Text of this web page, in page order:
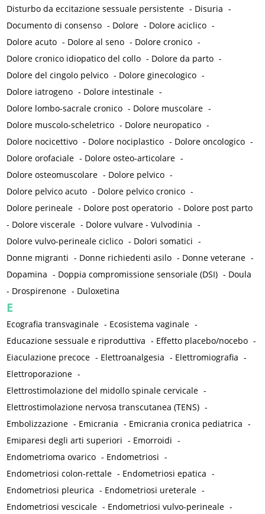
Disturbo da eccitazione sessuale persistente - Disuria -
Documento di consenso - Dolore - Dolore aciclico -
Dolore acuto - Dolore al seno - Dolore cronico -
Dolore cronico idiopatico del collo - Dolore da parto -
Dolore del cingolo pelvico - Dolore ginecologico -
Dolore iatrogeno - Dolore intestinale -
Dolore lombo-sacrale cronico - Dolore muscolare -
Dolore muscolo-scheletrico - Dolore neuropatico -
Dolore nocicettivo - Dolore nociplastico - Dolore oncologico -
Dolore orofaciale - Dolore osteo-articolare -
Dolore osteomuscolare - Dolore pelvico -
Dolore pelvico acuto - Dolore pelvico cronico -
Dolore perineale - Dolore post operatorio - Dolore post parto
- Dolore viscerale - Dolore vulvare - Vulvodinia -
Dolore vulvo-perineale ciclico - Dolori somatici -
Donne migranti - Donne richiedenti asilo - Donne veterane -
Dopamina - Doppia compromissione sensoriale (DSI) - Doula
- Drospirenone - Duloxetina
E
Ecografia transvaginale - Ecosistema vaginale -
Educazione sessuale e riproduttiva - Effetto placebo/nocebo -
Eiaculazione precoce - Elettroanalgesia - Elettromiografia -
Elettroporazione -
Elettrostimolazione del midollo spinale cervicale -
Elettrostimolazione nervosa transcutanea (TENS) -
Embolizzazione - Emicrania - Emicrania cronica pediatrica -
Emiparesi degli arti superiori - Emorroidi -
Endometrioma ovarico - Endometriosi -
Endometriosi colon-rettale - Endometriosi epatica -
Endometriosi pleurica - Endometriosi ureterale -
Endometriosi vescicale - Endometriosi vulvo-perineale -